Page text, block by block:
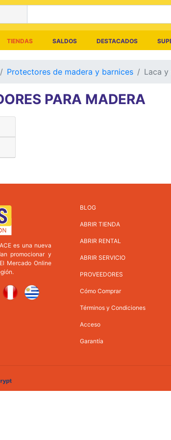
TIENDAS SALDOS DESTACADOS
Protectores de madera y barnices Laca y
PARA MADERA
es una nueva
promocionar y
Mercado Online
BLOG
ABRIR TIENDA
ABRIR RENTAL
ABRIR SERVICIO
PROVEEDORES
Cómo Comprar
Términos y Condiciones
Acceso
Garantía